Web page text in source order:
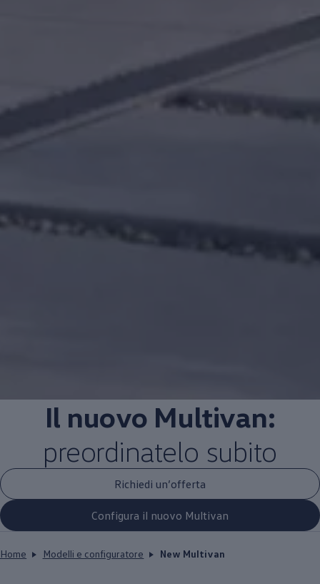
Il nuovo Multivan:
preordinatelo subito
Richiedi un’offerta
Configura il nuovo Multivan
Home Modelli e configuratore New Multivan